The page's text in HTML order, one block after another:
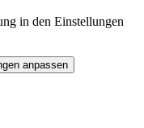
in den Einstellungen
anpassen